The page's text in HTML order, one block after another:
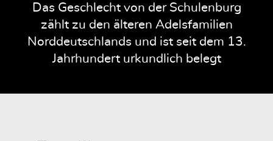
Das Geschlecht von der Schulenburg
zählt zu den älteren Adelsfamilien
Norddeutschlands und ist seit dem 13.
Jahrhundert urkundlich belegt